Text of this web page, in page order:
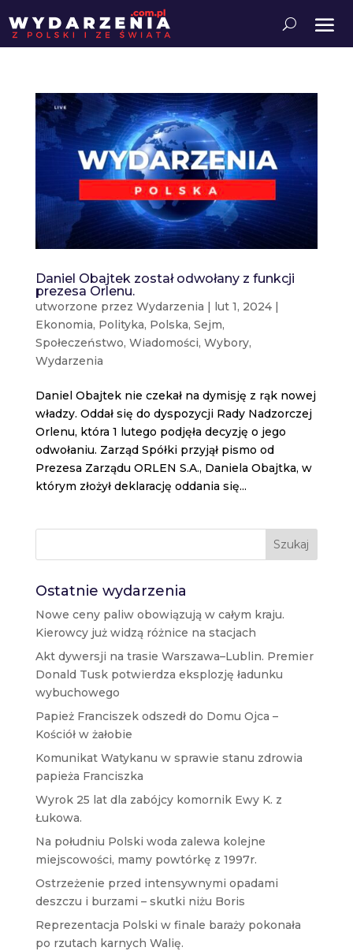
Daniel Obajtek został odwołany z funkcji
prezesa Orlenu.
utworzone przez Wydarzenia | lut 1, 2024|
Ekonomia, Polityka, Polska, Sejm,
Społeczeństwo, Wiadomości, Wybory,
Wydarzenia
Daniel Obajtek nie czekał na dymisję z rąk nowej
władzy. Oddał się do dyspozycji Rady Nadzorczej
Orlenu, która 1 lutego podjęła decyzję o jego
odwołaniu. Zarząd Spółki przyjął pismo od
Prezesa Zarządu ORLEN S.A., Daniela Obajtka, w
którym złożył deklarację oddania się...
Szukaj
Ostatnie wydarzenia
Nowe ceny paliw obowiązują w całym kraju.
Kierowcy już widzą różnice na stacjach
Akt dywersji na trasie Warszawa–Lublin. Premier
Donald Tusk potwierdza eksplozję ładunku
wybuchowego
Papież Franciszek odszedł do Domu Ojca –
Kościół w żałobie
Komunikat Watykanu w sprawie stanu zdrowia
papieża Franciszka
Wyrok 25 lat dla zabójcy komornik Ewy K. z
Łukowa.
Na południu Polski woda zalewa kolejne
miejscowości, mamy powtórkę z 1997r.
Ostrzeżenie przed intensywnymi opadami
deszczu i burzami – skutki niżu Boris
Reprezentacja Polski w finale baraży pokonała
po rzutach karnych Walię.